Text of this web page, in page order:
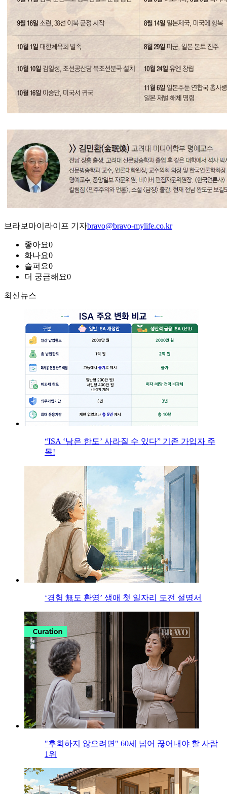
브라보마이라이프 기자bravo@bravo-mylife.co.kr
좋아요0
화나요0
슬퍼요0
더 궁금해요0
최신뉴스
“ISA ‘남은 한도’ 사라질 수 있다” 기존 가입자 주
목!
‘경험 無도 환영’ 생애 첫 일자리 도전 설명서
"후회하지 않으려면" 60세 넘어 끊어내야 할 사람
1위